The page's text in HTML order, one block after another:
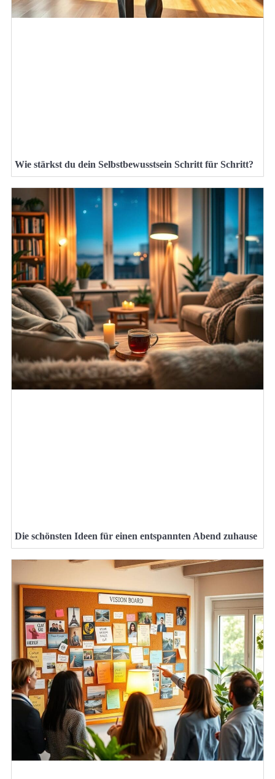
Wie stärkst du dein Selbstbewusstsein Schritt für Schritt?
Die schönsten Ideen für einen entspannten Abend zuhause